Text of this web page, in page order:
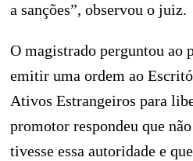
a sanções”, observou o juiz.
O magistrado perguntou ao
emitir uma ordem ao
Ativos Estrangeiros para
promotor respondeu que
tivesse essa autoridade e